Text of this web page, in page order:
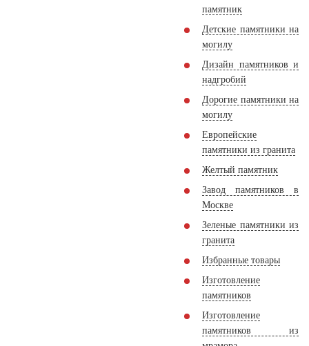
памятник
Детские памятники на
могилу
Дизайн памятников и
надгробий
Дорогие памятники на
могилу
Европейские
памятники из гранита
Желтый памятник
Завод памятников в
Москве
Зеленые памятники из
гранита
Избранные товары
Изготовление
памятников
Изготовление
памятников из